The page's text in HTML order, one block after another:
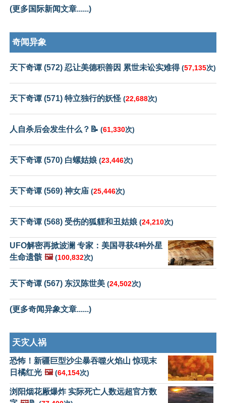
(更多国际新闻文章......)
奇闻异象
天下奇谭 (572) 忍让美德积善因 累世未讼实难得(57,135次)
天下奇谭 (571) 特立独行的妖怪 (22,688次)
人自杀后会发生什么？📝 (61,330次)
天下奇谭 (570) 白螺姑娘 (23,446次)
天下奇谭 (569) 神女庙 (25,446次)
天下奇谭 (568) 受伤的狐貍和丑姑娘 (24,210次)
UFO解密再掀波澜 专家：美国寻获4种外星
生命遗骸 🖼️ (100,832次)
天下奇谭 (567) 东汉陈世美 (24,502次)
(更多奇闻异象文章......)
天灾人祸
恐怖！新疆巨型沙尘暴吞噬火焰山 惊现末
日橘红光 🖼️ (64,154次)
浏阳烟花厰爆炸 实际死亡人数远超官方数